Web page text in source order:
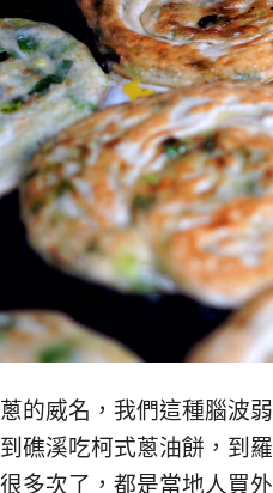
的威名，我們這種腦波
礁溪吃柯式蔥油餅，到
多次了，都是當地人買